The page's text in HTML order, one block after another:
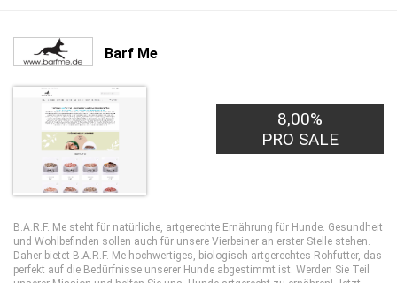
Barf Me
8,00%
PRO SALE
B.A.R.F. Me steht für natürliche, artgerechte Ernährung für Hunde. Gesundheit
und Wohlbefinden sollen auch für unsere Vierbeiner an erster Stelle stehen.
Daher bietet B.A.R.F. Me hochwertiges, biologisch artgerechtes Rohfutter, das
perfekt auf die Bedürfnisse unserer Hunde abgestimmt ist. Werden Sie Teil